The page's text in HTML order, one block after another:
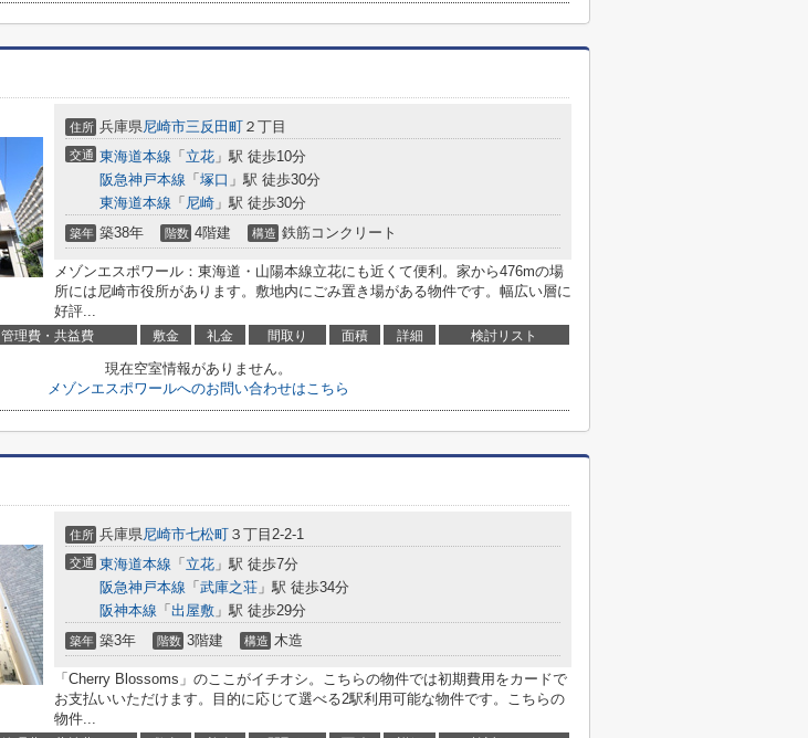
住所 兵庫県尼崎市三反田町 ２丁目
交通 東海道本線 「 立花 」駅 徒歩10分
阪急神戸本線 「 塚口 」駅 徒歩30分
東海道本線 「 尼崎 」駅 徒歩30分
築年 築38年 階数 4階建 構造 鉄筋コンクリート
メゾンエスポワール：東海道・山陽本線立花にも近くて便利。家から476mの場
所には尼崎市役所があります。敷地内にごみ置き場がある物件です。幅広い層に
好評...
管理費・共益費 敷金 礼金 間取り 面積 詳細 検討リスト
現在空室情報がありません。
メゾンエスポワールへのお問い合わせはこちら
住所 兵庫県尼崎市七松町 ３丁目2-2-1
交通 東海道本線 「 立花 」駅 徒歩7分
阪急神戸本線 「 武庫之荘 」駅 徒歩34分
阪神本線 「 出屋敷 」駅 徒歩29分
築年 築3年 階数 3階建 構造 木造
「Cherry Blossoms」のここがイチオシ。こちらの物件では初期費用をカードで
お支払いいただけます。目的に応じて選べる2駅利用可能な物件です。こちらの
物件...